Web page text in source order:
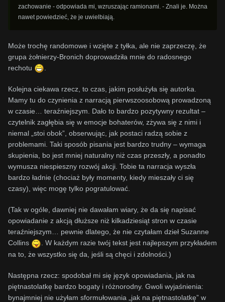
zachowanie - odpowiada mi, wzruszając ramionami. - Znali je. Można
nawet powiedzieć, że je uwielbiają.
Może trochę randomowe i wzięte z tyłka, ale nie zaprzeczę, że
grupa żołnierzy-Bronich doprowadziła mnie do radosnego
rechotu
Kolejna ciekawa rzecz, to czas, jakim posłużyła się autorka.
Mamy tu do czynienia z narracją pierwszoosobową prowadzoną
w czasie… teraźniejszym. Dało to bardzo pozytywny rezultat –
czytelnik zagłębia się w emocje bohaterów, zżywa się z nimi i
niemal „stoi obok”, obserwując, jak postaci radzą sobie z
problemami. Taki sposób pisania jest bardzo trudny – wymaga
skupienia, bo jest mniej naturalny niż czas przeszły, a ponadto
wymusza niespieszny rozwój akcji. Tobie ta narracja wyszła
bardzo ładnie (chociaż były momenty, kiedy mieszały ci się
czasy), więc mogę tylko pogratulować.
(Tak w ogóle, dawniej nie dawałam wiary, że da się napisać
opowiadanie z akcją dłuższe niż kilkadziesiąt stron w czasie
teraźniejszym… pewnie dlatego, że nie czytałam dzieł Suzanne
Collins
. W każdym razie twój tekst jest najlepszym przykładem
na to, że wszystko się da, jeśli są chęci i zdolności.)
Następna rzecz: spodobał mi się język opowiadania, jak na
piętnastolatkę bardzo bogaty i różnorodny. Gwoli wyjaśnienia:
bynajmniej nie użyłam sformułowania „jak na piętnastolatkę” w